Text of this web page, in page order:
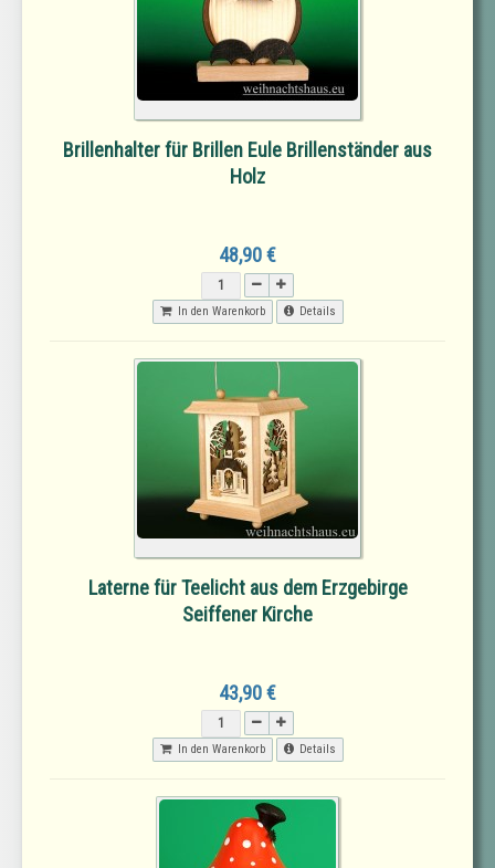
Brillenhalter für Brillen Eule Brillenständer aus
Holz
48,90 €
In den Warenkorb Details
Laterne für Teelicht aus dem Erzgebirge
Seiffener Kirche
43,90 €
In den Warenkorb Details